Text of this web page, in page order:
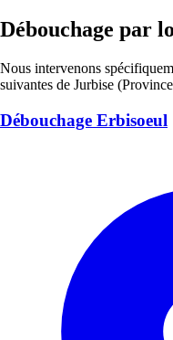
Débouchage par
Nous intervenons
suivantes de Jurbise
Débouchage Erbisoeul